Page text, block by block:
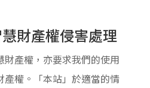
財產權侵害處理
財產權，亦要求我們的使用
產權。「本站」於適當的情